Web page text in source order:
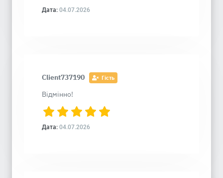
Дата: 04.07.2026
Client737190 Гість
Відмінно!
Дата: 04.07.2026